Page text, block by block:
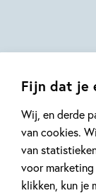
Fijn dat je
Wij, en derde
van cookies.
van
voor marketing
klikken, kun je
Series